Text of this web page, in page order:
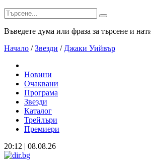
Въведете дума или фраза за търсене и
Начало / Звезди / Джаки Уийвър
Новини
Очаквани
Програма
Звезди
Каталог
Трейлъри
Премиери
20:12 | 08.08.26